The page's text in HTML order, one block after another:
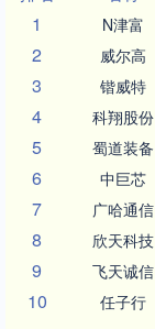
1
N津富
2 威尔高
3 锴威特
4 科翔股份
5 蜀道装备
6 中巨芯
7 广哈通信
8 欣天科技
9 飞天诚信
10 任子行